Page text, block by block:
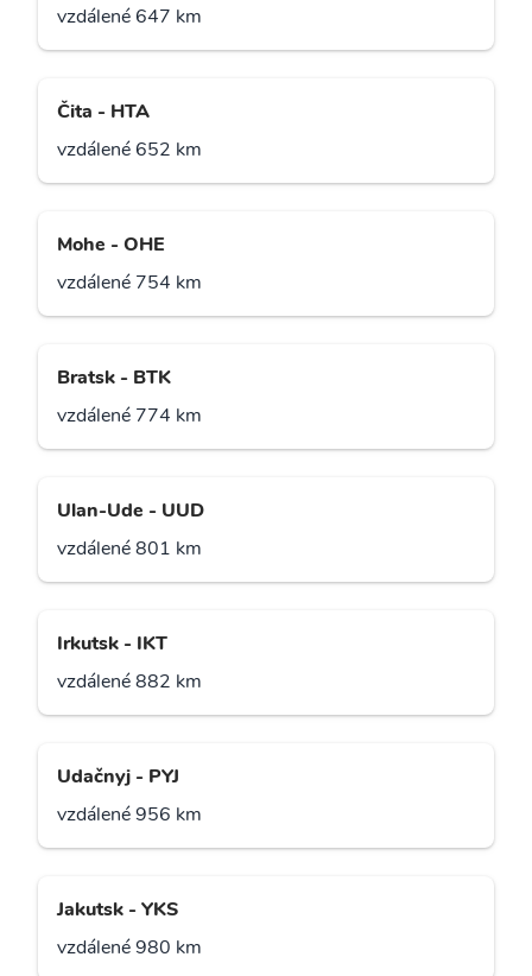
vzdálené 647 km
Čita - HTA
vzdálené 652 km
Mohe - OHE
vzdálené 754 km
Bratsk - BTK
vzdálené 774 km
Ulan-Ude - UUD
vzdálené 801 km
Irkutsk - IKT
vzdálené 882 km
Udačnyj - PYJ
vzdálené 956 km
Jakutsk - YKS
vzdálené 980 km